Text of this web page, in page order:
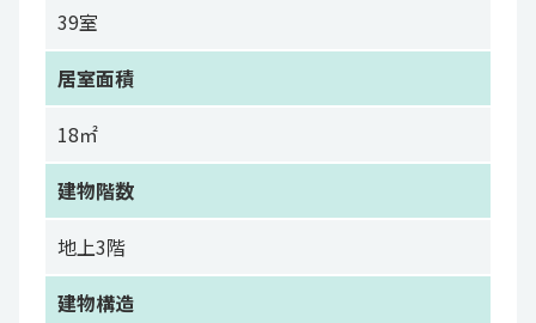
39室
居室面積
18㎡
建物階数
地上3階
建物構造